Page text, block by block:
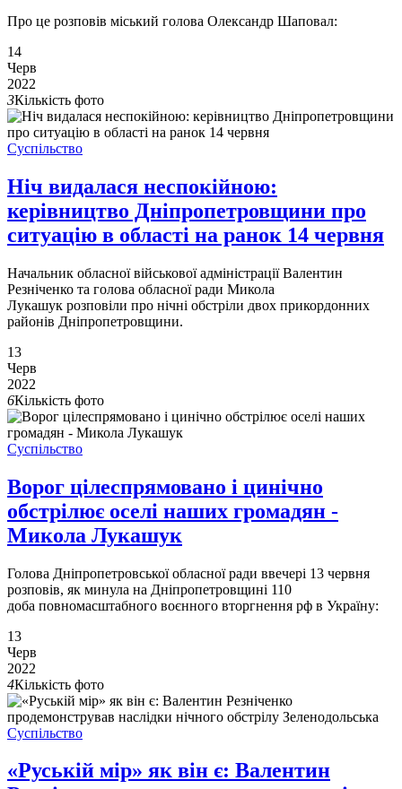
Про це розповів міський голова Олександр Шаповал:
14
Черв
2022
3Кількість фото
Суспільство
Ніч видалася неспокійною:
керівництво Дніпропетровщини про
ситуацію в області на ранок 14 червня
Начальник обласної військової адміністрації Валентин
Резніченко та голова обласної ради Микола
Лукашук розповіли про нічні обстріли двох прикордонних
районів Дніпропетровщини.
13
Черв
2022
6Кількість фото
Суспільство
Ворог цілеспрямовано і цинічно
обстрілює оселі наших громадян -
Микола Лукашук
Голова Дніпропетровської обласної ради ввечері 13 червня
розповів, як минула на Дніпропетровщині 110
доба повномасштабного воєнного вторгнення рф в Україну:
13
Черв
2022
4Кількість фото
Суспільство
«Руській мір» як він є: Валентин